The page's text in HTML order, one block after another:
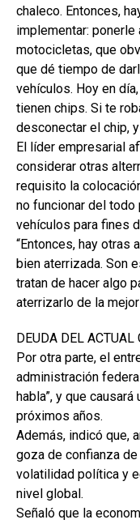
chaleco. Entonces,
implementar:
motocicletas, que
que dé tiempo de
vehículos. Hoy en
tienen chips. Si te
desconectar el chip,
El líder empresarial
considerar otras
requisito la
no funcionar del
vehículos para fines
“Entonces, hay otras
bien aterrizada. Son
tratan de hacer algo
aterrizarlo de la
DEUDA DEL ACTUAL
Por otra parte, el
administración
habla”, y que
próximos años.
Además, indicó que,
goza de confianza
volatilidad política y
nivel global.
Señaló que la